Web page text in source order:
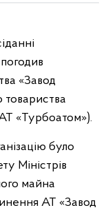
«Завод
«Турбоатом»).
було
Міністрів
майна
АТ «Завод